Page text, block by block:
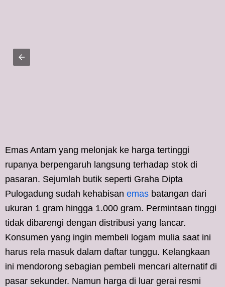
Emas Antam yang melonjak ke harga tertinggi
rupanya berpengaruh langsung terhadap stok di
pasaran. Sejumlah butik seperti Graha Dipta
Pulogadung sudah kehabisan emas batangan dari
ukuran 1 gram hingga 1.000 gram. Permintaan tinggi
tidak dibarengi dengan distribusi yang lancar.
Konsumen yang ingin membeli logam mulia saat ini
harus rela masuk dalam daftar tunggu. Kelangkaan
ini mendorong sebagian pembeli mencari alternatif di
pasar sekunder. Namun harga di luar gerai resmi